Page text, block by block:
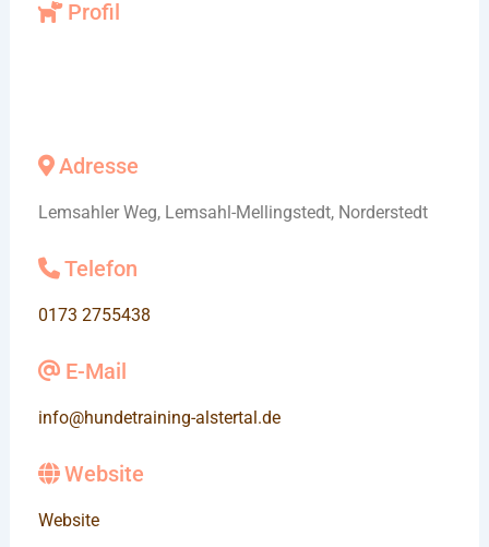
Profil
Adresse
Lemsahler Weg, Lemsahl-Mellingstedt, Norderstedt
Telefon
0173 2755438
E-Mail
info@hundetraining-alstertal.de
Website
Website